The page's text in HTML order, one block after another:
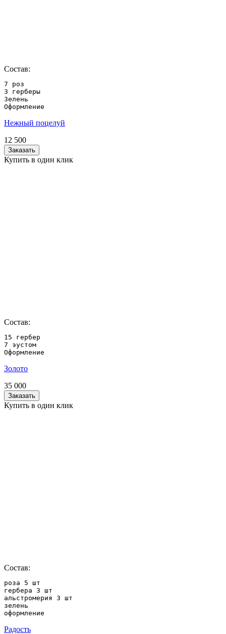
Состав:
7 роз
3 герберы
Зелень
Оформление
Нежный поцелуй
12 500
Заказать
Купить в один клик
Состав:
15 гербер
7 эустом
Оформление
Золото
35 000
Заказать
Купить в один клик
Состав:
роза 5 шт
гербера 3 шт
альстромерия 3 шт
зелень
оформление
Радость